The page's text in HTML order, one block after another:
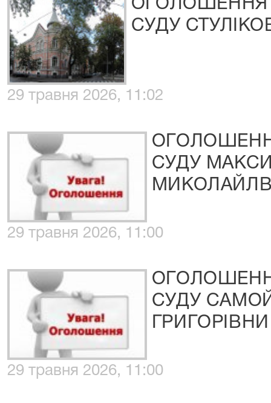
ОГОЛОШЕННЯ
СУДУ
29 травня 2026, 11:02
СУДУ
29 травня 2026, 11:00
СУДУ
ГРИГОРІВНИ
29 травня 2026, 11:00